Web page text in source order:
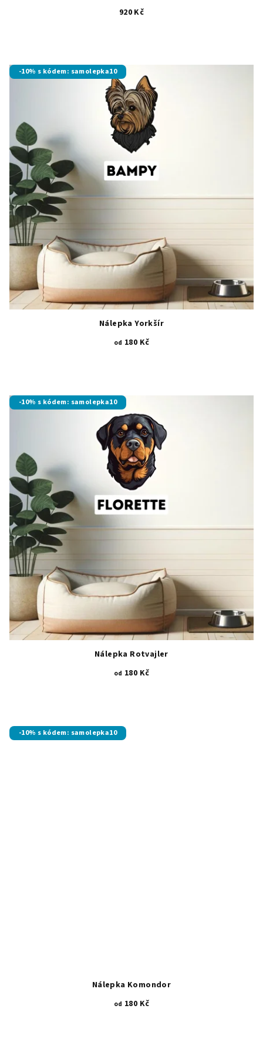
920 Kč
-10% s kódem: samolepka10
Nálepka Yorkšír
od 180 Kč
-10% s kódem: samolepka10
Nálepka Rotvajler
od 180 Kč
-10% s kódem: samolepka10
Nálepka Komondor
od 180 Kč